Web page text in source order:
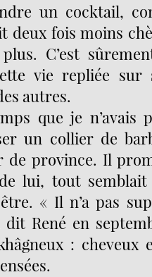
un cocktail,
deux fois moins
C’est
vie repliée sur
autres.
que je n’avais
un collier de
de province. Il
lui, tout
« Il n’a pas
dit René en
: